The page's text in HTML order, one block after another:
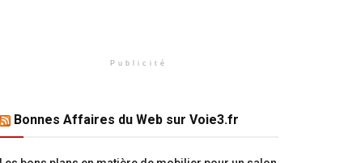
Publicité
Bonnes Affaires du Web sur Voie3.fr